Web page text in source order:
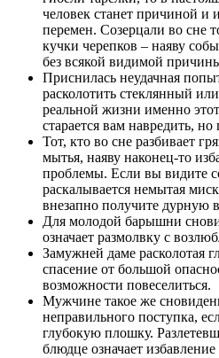
человек станет причиной и
перемен. Созерцали во сне
кучки черепков – наяву
без всякой видимой
Приснилась неудачная
расколотить стеклянный
реальной жизни именно
старается вам навредить, но
Тот, кто во сне разбивает
мытья, наяву наконец-то
проблемы. Если вы видите
раскалывается немытая
внезапно получите дурную
Для молодой барышни
означает размолвку с
Замужней даме расколотая
спасение от большой
возможности повеселиться.
Мужчине такое же
неправильного поступка,
глубокую плошку.
блюдце означает